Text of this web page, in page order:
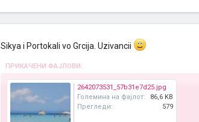
Sikya i Portokali vo Grcija. Uzivancii
ПРИКАЧЕНИ ФАЈЛОВИ:
2642073531_57b31e7d25.jpg
Големина на фајлот:
86,6 KB
Прегледи:
579